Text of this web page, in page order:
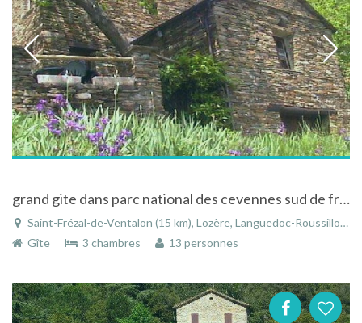
grand gite dans parc national des cevennes sud de france
Saint-Frézal-de-Ventalon (15 km), Lozère, Languedoc-Roussillon, Occitanie, France
Gîte
3 chambres 13 personnes